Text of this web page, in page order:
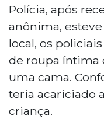
Polícia, após
anônima,
local, os
de roupa íntima
uma cama.
teria acariciado
criança.